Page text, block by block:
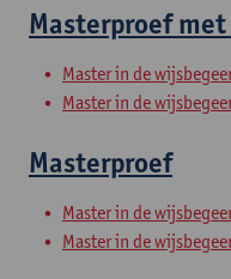
Masterproef
Master in de
Master in de
Masterproef
Master in de
Master in de